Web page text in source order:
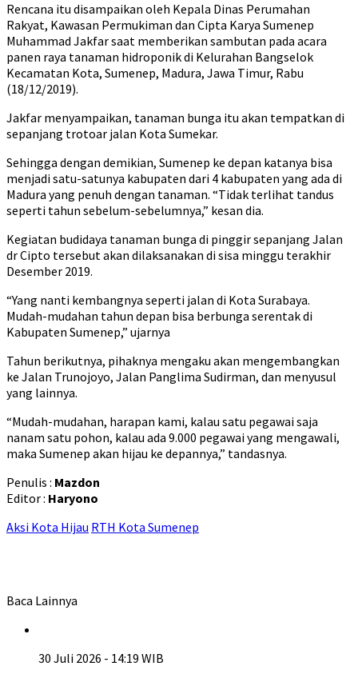
Rencana itu disampaikan oleh Kepala Dinas Perumahan
Rakyat, Kawasan Permukiman dan Cipta Karya Sumenep
Muhammad Jakfar saat memberikan sambutan pada acara
panen raya tanaman hidroponik di Kelurahan Bangselok
Kecamatan Kota, Sumenep, Madura, Jawa Timur, Rabu
(18/12/2019).
Jakfar menyampaikan, tanaman bunga itu akan tempatkan di
sepanjang trotoar jalan Kota Sumekar.
Sehingga dengan demikian, Sumenep ke depan katanya bisa
menjadi satu-satunya kabupaten dari 4 kabupaten yang ada di
Madura yang penuh dengan tanaman. “Tidak terlihat tandus
seperti tahun sebelum-sebelumnya,” kesan dia.
Kegiatan budidaya tanaman bunga di pinggir sepanjang Jalan
dr Cipto tersebut akan dilaksanakan di sisa minggu terakhir
Desember 2019.
“Yang nanti kembangnya seperti jalan di Kota Surabaya.
Mudah-mudahan tahun depan bisa berbunga serentak di
Kabupaten Sumenep,” ujarnya
Tahun berikutnya, pihaknya mengaku akan mengembangkan
ke Jalan Trunojoyo, Jalan Panglima Sudirman, dan menyusul
yang lainnya.
“Mudah-mudahan, harapan kami, kalau satu pegawai saja
nanam satu pohon, kalau ada 9.000 pegawai yang mengawali,
maka Sumenep akan hijau ke depannya,” tandasnya.
Penulis : Mazdon
Editor : Haryono
Aksi Kota Hijau RTH Kota Sumenep
Baca Lainnya
30 Juli 2026 - 14:19 WIB